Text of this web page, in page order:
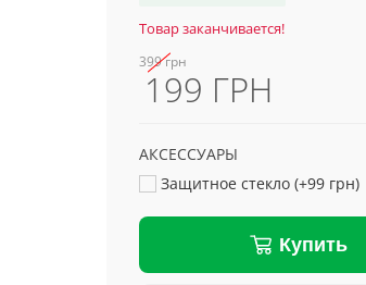
Товар заканчивается!
399 грн
199 ГРН
АКСЕССУАРЫ
Защитное стекло (+99 грн)
Купить